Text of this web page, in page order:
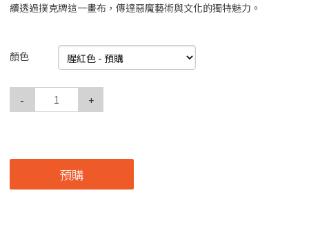
續透過撲克牌這一畫布，傳達惡魔藝術與文化的獨特魅力。
顏色
- +
預購